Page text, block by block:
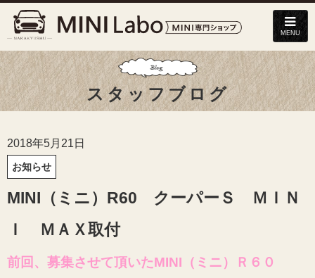
MENU
スタッフブログ
2018年5月21日
お知らせ
MINI（ミニ）R60 クーパーＳ ＭＩＮ
Ｉ ＭＡＸ取付
前回、募集させて頂いたMINI（ミニ）Ｒ６０